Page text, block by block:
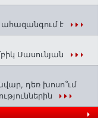
ահազանգում է
Սասունյան
դեռ խոսո՞ւմ